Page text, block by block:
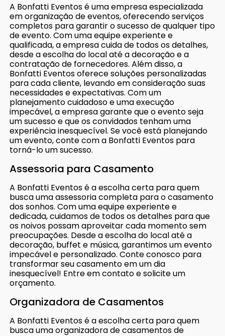
A Bonfatti Eventos é uma empresa especializada
em organização de eventos, oferecendo serviços
completos para garantir o sucesso de qualquer tipo
de evento. Com uma equipe experiente e
qualificada, a empresa cuida de todos os detalhes,
desde a escolha do local até a decoração e a
contratação de fornecedores. Além disso, a
Bonfatti Eventos oferece soluções personalizadas
para cada cliente, levando em consideração suas
necessidades e expectativas. Com um
planejamento cuidadoso e uma execução
impecável, a empresa garante que o evento seja
um sucesso e que os convidados tenham uma
experiência inesquecível. Se você está planejando
um evento, conte com a Bonfatti Eventos para
torná-lo um sucesso.
Assessoria para Casamento
A Bonfatti Eventos é a escolha certa para quem
busca uma assessoria completa para o casamento
dos sonhos. Com uma equipe experiente e
dedicada, cuidamos de todos os detalhes para que
os noivos possam aproveitar cada momento sem
preocupações. Desde a escolha do local até a
decoração, buffet e música, garantimos um evento
impecável e personalizado. Conte conosco para
transformar seu casamento em um dia
inesquecível! Entre em contato e solicite um
orçamento.
Organizadora de Casamentos
A Bonfatti Eventos é a escolha certa para quem
busca uma organizadora de casamentos de